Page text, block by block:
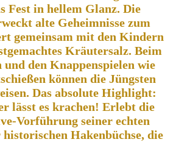
Fest in hellem Glanz. Die
alte Geheimnisse zum
gemeinsam mit den Kindern
Kräutersalz. Beim
und den Knappenspielen wie
können die Jüngsten
Das absolute Highlight:
lässt es krachen! Erlebt die
Vorführung seiner echten
Hakenbüchse, die